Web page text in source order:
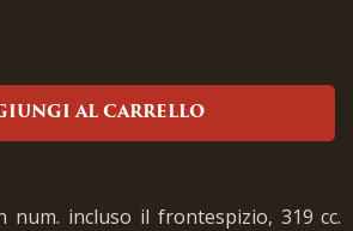
AL CARRELLO
num. incluso il frontespizio, 319 cc.